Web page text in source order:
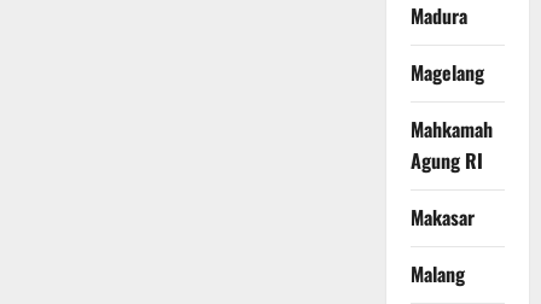
Madura
Magelang
Mahkamah
Agung RI
Makasar
Malang